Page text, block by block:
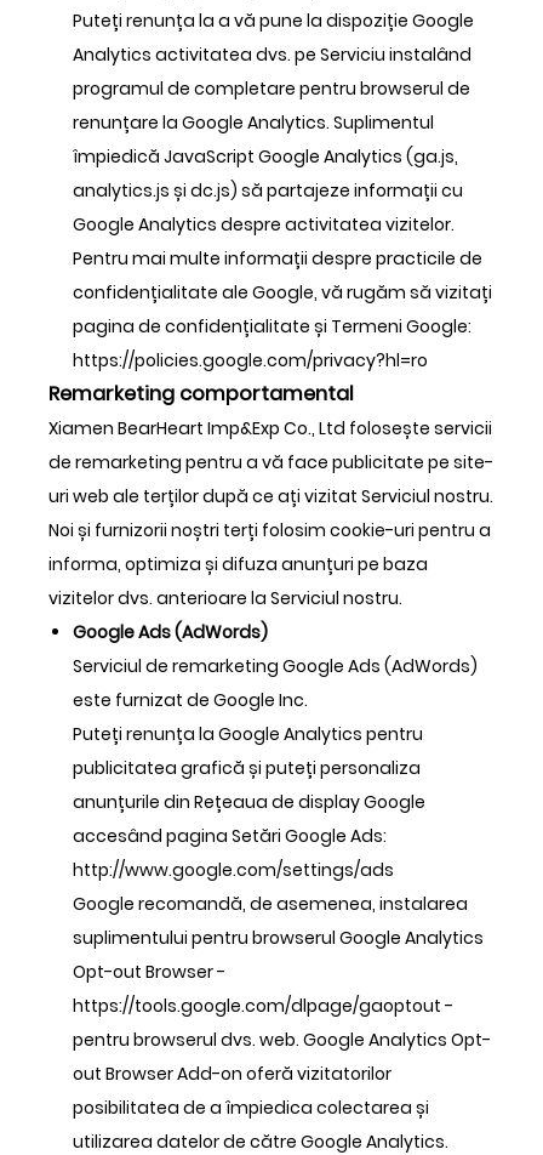
Puteți renunța la a vă pune la dispoziție Google
Analytics activitatea dvs. pe Serviciu instalând
programul de completare pentru browserul de
renunțare la Google Analytics. Suplimentul
împiedică JavaScript Google Analytics (ga.js,
analytics.js și dc.js) să partajeze informații cu
Google Analytics despre activitatea vizitelor.
Pentru mai multe informații despre practicile de
confidențialitate ale Google, vă rugăm să vizitați
pagina de confidențialitate și Termeni Google:
https://policies.google.com/privacy?hl=ro
Remarketing comportamental
Xiamen BearHeart Imp&Exp Co., Ltd folosește servicii
de remarketing pentru a vă face publicitate pe site-
uri web ale terților după ce ați vizitat Serviciul nostru.
Noi și furnizorii noștri terți folosim cookie-uri pentru a
informa, optimiza și difuza anunțuri pe baza
vizitelor dvs. anterioare la Serviciul nostru.
Google Ads (AdWords)
Serviciul de remarketing Google Ads (AdWords)
este furnizat de Google Inc.
Puteți renunța la Google Analytics pentru
publicitatea grafică și puteți personaliza
anunțurile din Rețeaua de display Google
accesând pagina Setări Google Ads:
http://www.google.com/settings/ads
Google recomandă, de asemenea, instalarea
suplimentului pentru browserul Google Analytics
Opt-out Browser -
https://tools.google.com/dlpage/gaoptout -
pentru browserul dvs. web. Google Analytics Opt-
out Browser Add-on oferă vizitatorilor
posibilitatea de a împiedica colectarea și
utilizarea datelor de către Google Analytics.